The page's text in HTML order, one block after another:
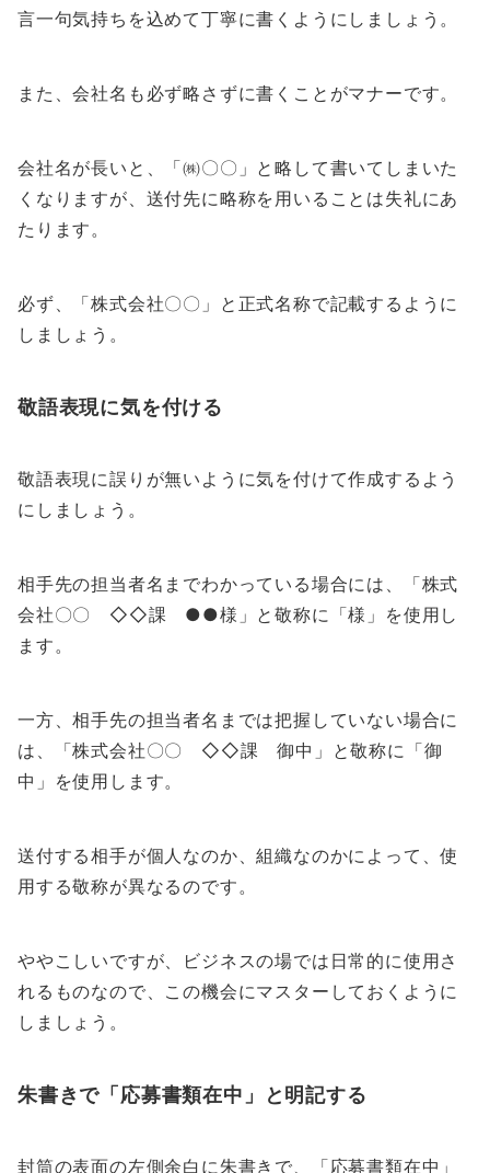
言一句気持ちを込めて丁寧に書くようにしましょう。
また、会社名も必ず略さずに書くことがマナーです。
会社名が長いと、「㈱〇〇」と略して書いてしまいた
くなりますが、送付先に略称を用いることは失礼にあ
たります。
必ず、「株式会社〇〇」と正式名称で記載するように
しましょう。
敬語表現に気を付ける
敬語表現に誤りが無いように気を付けて作成するよう
にしましょう。
相手先の担当者名までわかっている場合には、「株式
会社〇〇 ◇◇課 ●●様」と敬称に「様」を使用し
ます。
一方、相手先の担当者名までは把握していない場合に
は、「株式会社〇〇 ◇◇課 御中」と敬称に「御
中」を使用します。
送付する相手が個人なのか、組織なのかによって、使
用する敬称が異なるのです。
ややこしいですが、ビジネスの場では日常的に使用さ
れるものなので、この機会にマスターしておくように
しましょう。
朱書きで「応募書類在中」と明記する
封筒の表面の左側余白に朱書きで、「応募書類在中」